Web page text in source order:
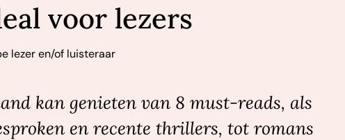
voor lezers
lezer en/of luisteraar
kan genieten van 8 must-reads, als
en recente thrillers, tot romans